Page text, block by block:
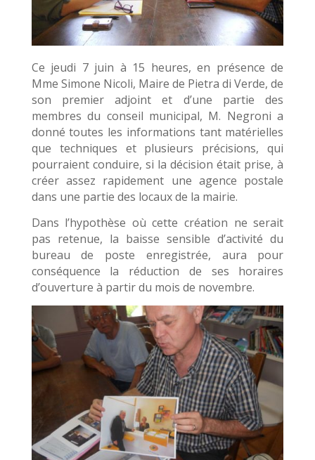
Ce jeudi 7 juin à 15 heures, en présence de
Mme Simone Nicoli, Maire de Pietra di Verde, de
son premier adjoint et d’une partie des
membres du conseil municipal, M. Negroni a
donné toutes les informations tant matérielles
que techniques et plusieurs précisions, qui
pourraient conduire, si la décision était prise, à
créer assez rapidement une agence postale
dans une partie des locaux de la mairie.
Dans l’hypothèse où cette création ne serait
pas retenue, la baisse sensible d’activité du
bureau de poste enregistrée, aura pour
conséquence la réduction de ses horaires
d’ouverture à partir du mois de novembre.